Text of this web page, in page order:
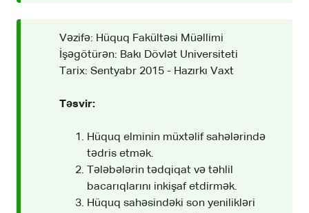
Vəzifə: Hüquq Fakültəsi Müəllimi
İşəgötürən: Bakı Dövlət Universiteti
Tarix: Sentyabr 2015 - Hazırkı Vaxt
Təsvir:
Hüquq elminin müxtəlif sahələrində
tədris etmək.
Tələbələrin tədqiqat və təhlil
bacarıqlarını inkişaf etdirmək.
Hüquq sahəsindəki son yenilikləri